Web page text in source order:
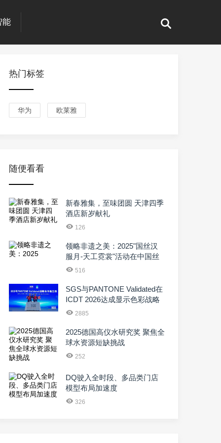
能
热门标签
华为 欧莱雅
随便看看
新春雅集，至味团圆 天津四季
酒店新岁献礼
126
领略非遗之美：2025"国丝汉
服月-天工霓裳"活动在中国丝
绸博物馆启幕
516
SGS与PANTONE Validated在
ICDT 2026达成显示色彩战略
合作 共推自然光色彩体···
2885
2025德国高仪水研究奖 聚焦全
球水资源短缺挑战
252
DQ驶入全时段、多品类门店
模型布局加速度
326